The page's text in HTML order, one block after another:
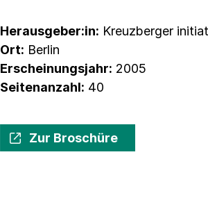
Herausgeber:in: Kreuzberger
Ort: Berlin
Erscheinungsjahr: 2005
Seitenanzahl: 40
Zur Broschüre